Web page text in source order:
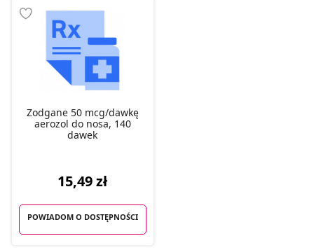
Zodgane 50 mcg/dawkę
aerozol do nosa, 140
dawek
15,49 zł
POWIADOM O DOSTĘPNOŚCI